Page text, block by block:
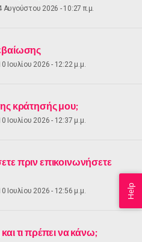
Αυγούστου 2026 - 10:27 π.μ.
Ιουλίου 2026 - 12:22 μ.μ.
κράτησής μου;
Ιουλίου 2026 - 12:37 μ.μ.
πριν επικοινωνήσετε
Ιουλίου 2026 - 12:56 μ.μ.
τι πρέπει να κάνω;
Help